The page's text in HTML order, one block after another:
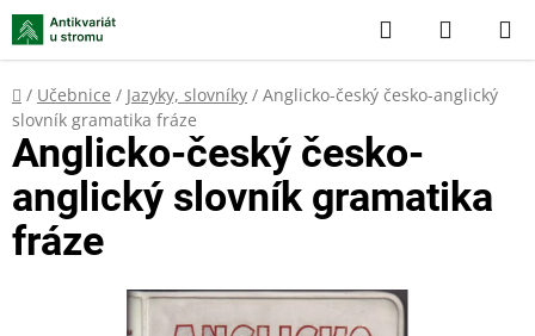
Přejít
na
obsah
Hledat
KOŠÍK
Domů
/ Učebnice / Jazyky, slovníky / Anglicko-český česko-anglický
slovník gramatika fráze
Anglicko-český česko-
anglický slovník gramatika
fráze